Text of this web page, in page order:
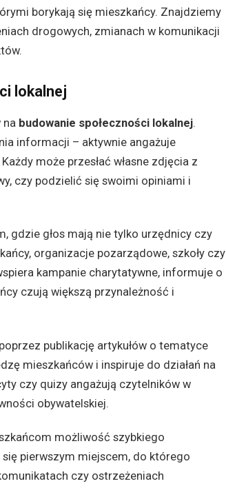
borykają się mieszkańcy. Znajdziemy
drogowych, zmianach w komunikacji
lokalnej
na budowanie społeczności lokalnej.
informacji – aktywnie angażuje
może przesłać własne zdjęcia z
czy podzielić się swoimi opiniami i
gdzie głos mają nie tylko urzędnicy czy
organizacje pozarządowe, szkoły czy
kampanie charytatywne, informuje o
czują większą przynależność i
publikację artykułów o tematyce
mieszkańców i inspiruje do działań na
czy quizy angażują czytelników w
obywatelskiej.
możliwość szybkiego
pierwszym miejscem, do którego
czy ostrzeżeniach